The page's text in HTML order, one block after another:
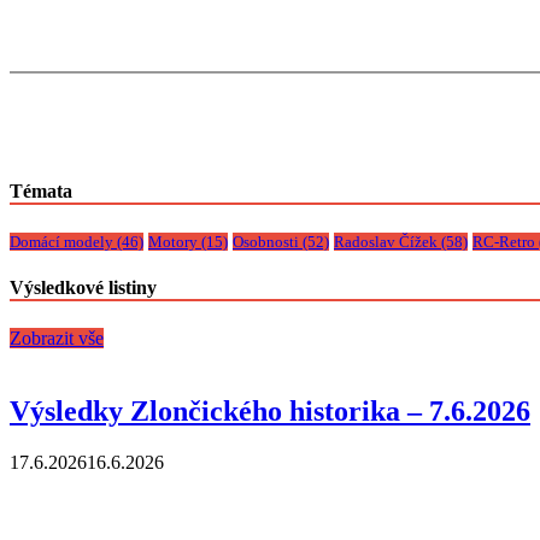
Témata
Domácí modely (46) Motory (15) Osobnosti (52) Radoslav Čížek (58) RC-Retro
Výsledkové listiny
Zobrazit vše
Výsledky Zlončického historika – 7.6.2026
17.6.202616.6.2026